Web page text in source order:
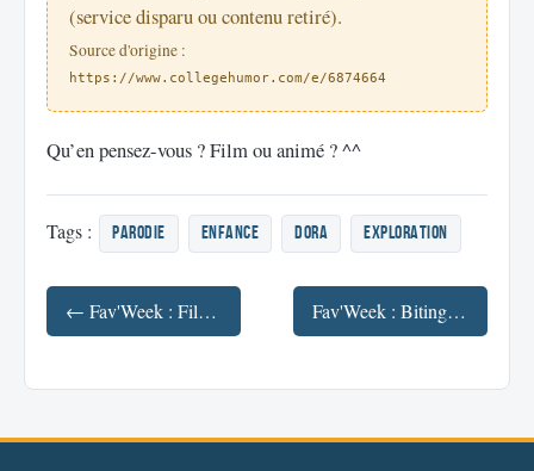
(service disparu ou contenu retiré).
Source d'origine :
https://www.collegehumor.com/e/6874664
Qu’en pensez-vous ? Film ou animé ? ^^
Tags : parodie enfance DOra exploration
← Fav'Week : Fills Monkey, Parkour, Interview MSN, Narayana Cabral Fav'Week : Biting Elbows, Prop Wars, FF7 →